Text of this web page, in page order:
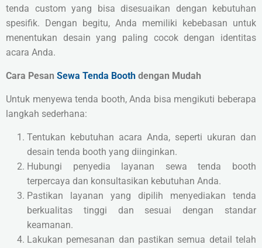
tenda custom yang bisa disesuaikan dengan kebutuhan
spesifik. Dengan begitu, Anda memiliki kebebasan untuk
menentukan desain yang paling cocok dengan identitas
acara Anda.
Cara Pesan Sewa Tenda Booth dengan Mudah
Untuk menyewa tenda booth, Anda bisa mengikuti beberapa
langkah sederhana:
Tentukan kebutuhan acara Anda, seperti ukuran dan
desain tenda booth yang diinginkan.
Hubungi penyedia layanan sewa tenda booth
terpercaya dan konsultasikan kebutuhan Anda.
Pastikan layanan yang dipilih menyediakan tenda
berkualitas tinggi dan sesuai dengan standar
keamanan.
Lakukan pemesanan dan pastikan semua detail telah